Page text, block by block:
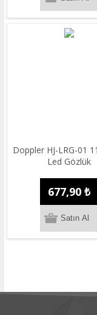
Doppler HJ-LRG-01
Led Gözlük
677,90 ₺